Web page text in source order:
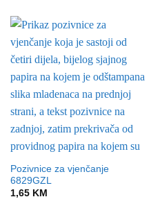
Pozivnice za vjenčanje
6829GZL
1,65 KM